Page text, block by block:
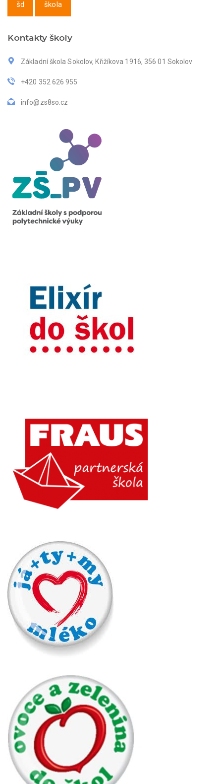
šd škola
Kontakty školy
Základní škola Sokolov, Křižíkova 1916, 356 01 Sokolov
+420 352 626 955
info@zs8so.cz